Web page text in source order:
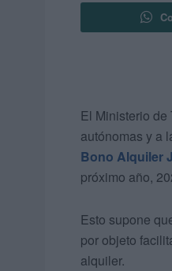
El Ministerio de
autónomas y a
Bono Alquiler
próximo año,
Esto supone
por objeto
alquiler.